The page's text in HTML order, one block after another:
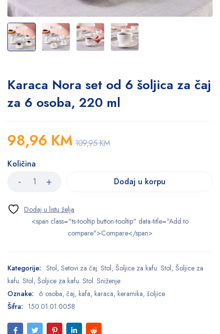
Karaca Nora set od 6 šoljica za čaj
za 6 osoba, 220 ml
109,95KM
98,96 KM
Količina
Dodaj u korpu
<span class="ts-tooltip button-tooltip" data-title="Add to
compare">Compare</span>
Kategorije: Stol, Setovi za čaj. Stol, Šoljice za kafu. Stol, Šoljice za
kafu. Stol, Šoljice za kafu. Stol. Sniženje
Oznake: 6 osoba, čaj, kafa, karaca, keramika, šoljice
Šifra: 150.01.01.0058